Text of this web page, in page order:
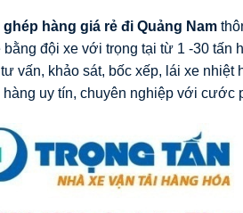
hàng giá rẻ đi Quảng Nam
bằng đội xe với trọng tại từ 1 -30
vấn, khảo sát, bốc xếp, lái xe nhiệt
hàng uy tín, chuyên nghiệp với cước